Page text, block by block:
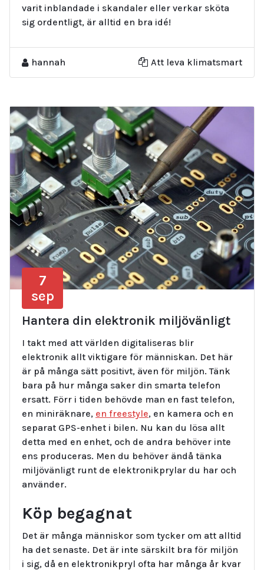
varit inblandade i skandaler eller verkar sköta
sig ordentligt, är alltid en bra idé!
hannah Att leva klimatsmart
7
sep
Hantera din elektronik miljövänligt
I takt med att världen digitaliseras blir
elektronik allt viktigare för människan. Det här
är på många sätt positivt, även för miljön. Tänk
bara på hur många saker din smarta telefon
ersatt. Förr i tiden behövde man en fast telefon,
en miniräknare, en freestyle, en kamera och en
separat GPS-enhet i bilen. Nu kan du lösa allt
detta med en enhet, och de andra behöver inte
ens produceras. Men du behöver ändå tänka
miljövänligt runt de elektronikprylar du har och
använder.
Köp begagnat
Det är många människor som tycker om att alltid
ha det senaste. Det är inte särskilt bra för miljön
i sig, då en elektronikpryl ofta har många år kvar